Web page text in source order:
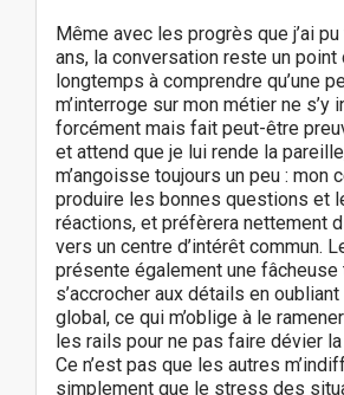
Même avec les progrès que j’ai
ans, la conversation reste un point
longtemps à comprendre qu’une
m’interroge sur mon métier ne s’y
forcément mais fait peut-être
et attend que je lui rende la
m’angoisse toujours un peu : mon
produire les bonnes questions et
réactions, et préfèrera nettement
vers un centre d’intérêt commun.
présente également une fâcheuse
s’accrocher aux détails en
global, ce qui m’oblige à le
les rails pour ne pas faire dévier
Ce n’est pas que les autres
simplement que le stress des